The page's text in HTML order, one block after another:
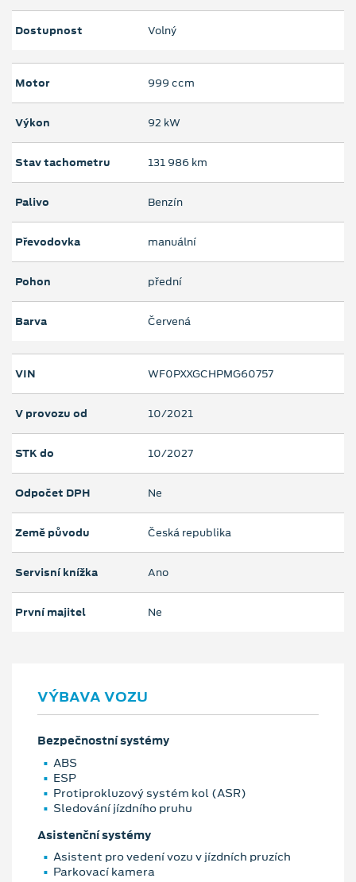
Dostupnost Volný
Motor 999 ccm
Výkon 92 kW
Stav tachometru 131 986 km
Palivo Benzín
Převodovka manuální
Pohon přední
Barva Červená
VIN WF0PXXGCHPMG60757
V provozu od 10/2021
STK do 10/2027
Odpočet DPH Ne
Země původu Česká republika
Servisní knížka Ano
První majitel Ne
VÝBAVA VOZU
Bezpečnostní systémy
ABS
ESP
Protiprokluzový systém kol (ASR)
Sledování jízdního pruhu
Asistenční systémy
Asistent pro vedení vozu v jízdních pruzích
Parkovací kamera